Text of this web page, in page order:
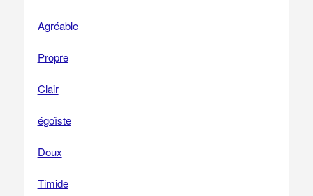
Agréable
Propre
Clair
égoïste
Doux
Timide